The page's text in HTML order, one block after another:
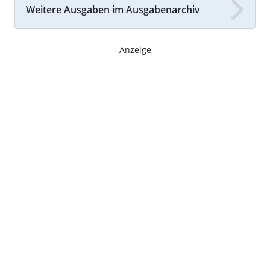
Weitere Ausgaben im Ausgabenarchiv
- Anzeige -